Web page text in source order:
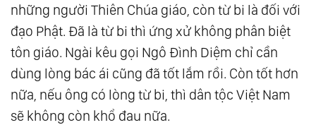
những người Thiên Chúa giáo, còn từ bi là đối với
đạo Phật. Đã là từ bi thì ứng xử không phân biệt
tôn giáo. Ngài kêu gọi Ngô Đình Diệm chỉ cần
dùng lòng bác ái cũng đã tốt lắm rồi. Còn tốt hơn
nữa, nếu ông có lòng từ bi, thì dân tộc Việt Nam
sẽ không còn khổ đau nữa.